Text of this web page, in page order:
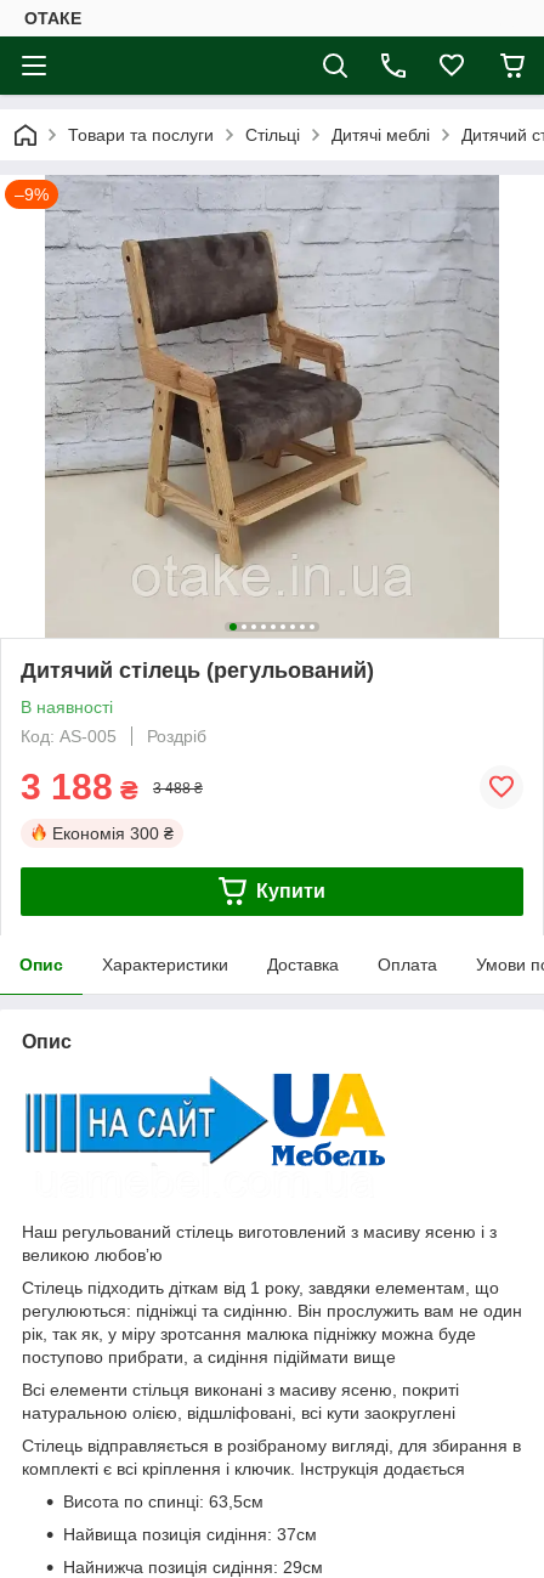
ОТАКЕ
Товари та послуги Стільці Дитячі меблі Дитячий
–9%
Дитячий стілець (регульований)
В наявності
Код: AS-005
Роздріб
3 188 ₴ 3 488 ₴
Економія 300 ₴
Купити
Опис Характеристики Доставка Оплата Умови
Опис
Наш регульований стілець виготовлений з масиву ясеню і з
великою любовʼю
Стілець підходить діткам від 1 року, завдяки елементам, що
регулюються: підніжці та сидінню. Він прослужить вам не один
рік, так як, у міру зротсання малюка підніжку можна буде
поступово прибрати, а сидіння підіймати вище
Всі елементи стільця виконані з масиву ясеню, покриті
натуральною олією, відшліфовані, всі кути заокруглені
Стілець відправляється в розібраному вигляді, для збирання в
комплекті є всі кріплення і ключик. Інструкція додається
Висота по спинці: 63,5см
Найвища позиція сидіння: 37см
Найнижча позиція сидіння: 29см